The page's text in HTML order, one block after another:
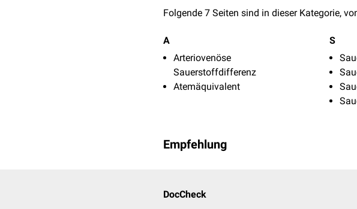
Folgende 7 Seiten sind in dieser Kategorie,
A
Arteriovenöse
Sauerstoffdifferenz
Atemäquivalent
S
Empfehlung
DocCheck